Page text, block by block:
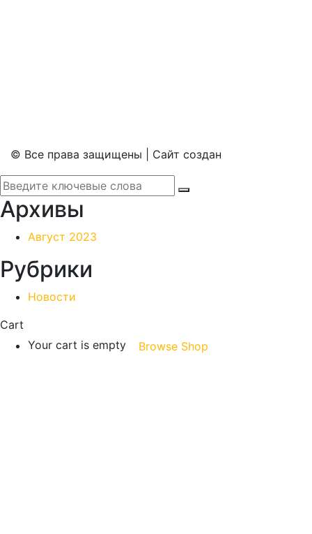
© Все права защищены | Сайт создан
Архивы
Август 2023
Рубрики
Новости
Cart
Your cart is empty
Browse Shop